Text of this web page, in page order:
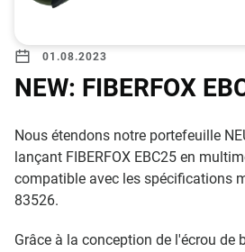
01.08.2023
NEW: FIBERFOX
Nous étendons notre portefeuille
lançant FIBERFOX EBC25 en
compatible avec les spécifications
83526.
Grâce à la conception de l'écrou de